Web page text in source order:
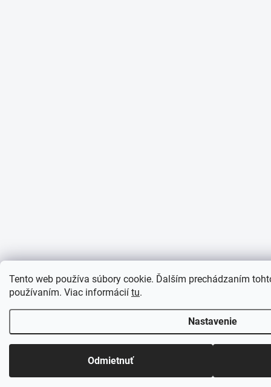
Tento web používa súbory cookie. Ďalším prechádzaním
používaním. Viac informácií tu.
Nastavenie
Odmietnuť